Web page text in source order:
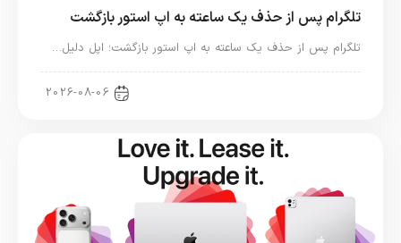
تلگرام پس از حذف یک ساعته به اپ استور بازگشت
تلگرام پس از حذف یک ساعته به اپ استور بازگشت؛ اپل دلیل…
2026-08-06